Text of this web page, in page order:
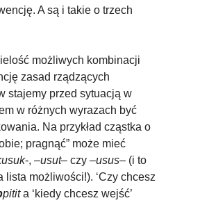
A są i takie o trzech
możliwych kombinacji
zasad rządzących
stajemy przed sytuacją w
w różnych wyrazach być
Na przykład cząstka o
pragnąć” może mieć
-, –usut– czy –usus– (i to
lista możliwości!). ‘Czy chcesz
pitita ‘kiedy chcesz wejść’